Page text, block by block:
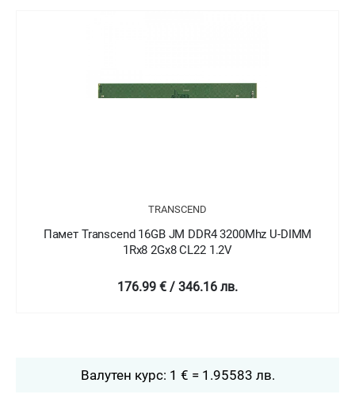
TRANSCEND
Памет Transcend 16GB JM DDR4 3200Mhz U-DIMM
1Rx8 2Gx8 CL22 1.2V
176.99 € / 346.16 лв.
Валутен курс: 1 € = 1.95583 лв.